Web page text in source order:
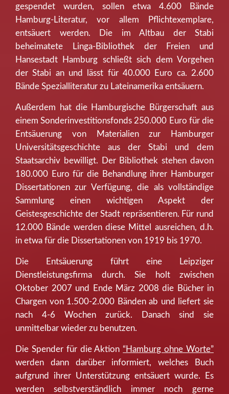
gespendet wurden, sollen etwa 4.600 Bände
Hamburg-Literatur, vor allem Pflichtexemplare,
entsäuert werden. Die im Altbau der Stabi
beheimatete Linga-Bibliothek der Freien und
Hansestadt Hamburg schließt sich dem Vorgehen
der Stabi an und lässt für 40.000 Euro ca. 2.600
Bände Spezialliteratur zu Lateinamerika entsäuern.
Außerdem hat die Hamburgische Bürgerschaft aus
einem Sonderinvestitionsfonds 250.000 Euro für die
Entsäuerung von Materialien zur Hamburger
Universitätsgeschichte aus der Stabi und dem
Staatsarchiv bewilligt. Der Bibliothek stehen davon
180.000 Euro für die Behandlung ihrer Hamburger
Dissertationen zur Verfügung, die als vollständige
Sammlung einen wichtigen Aspekt der
Geistesgeschichte der Stadt repräsentieren. Für rund
12.000 Bände werden diese Mittel ausreichen, d.h.
in etwa für die Dissertationen von 1919 bis 1970.
Die Entsäuerung führt eine Leipziger
Dienstleistungsfirma durch. Sie holt zwischen
Oktober 2007 und Ende März 2008 die Bücher in
Chargen von 1.500-2.000 Bänden ab und liefert sie
nach 4-6 Wochen zurück. Danach sind sie
unmittelbar wieder zu benutzen.
Die Spender für die Aktion “Hamburg ohne Worte”
werden dann darüber informiert, welches Buch
aufgrund ihrer Unterstützung entsäuert wurde. Es
werden selbstverständlich immer noch gerne